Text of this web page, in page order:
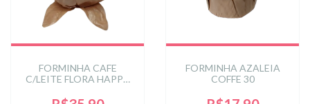
FORMINHA CAFE
C/LEITE FLORA HAPPY
FORMINHA AZALEIA
COFFE 30